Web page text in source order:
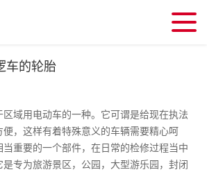
车的轮胎
区域用电动车的一种。它可谓是给现在执法
，这样有着特殊意义的车辆需要精心呵
重要的一个部件，在日常的检修过程当中
专为旅游景区，公园，大型游乐园，封闭